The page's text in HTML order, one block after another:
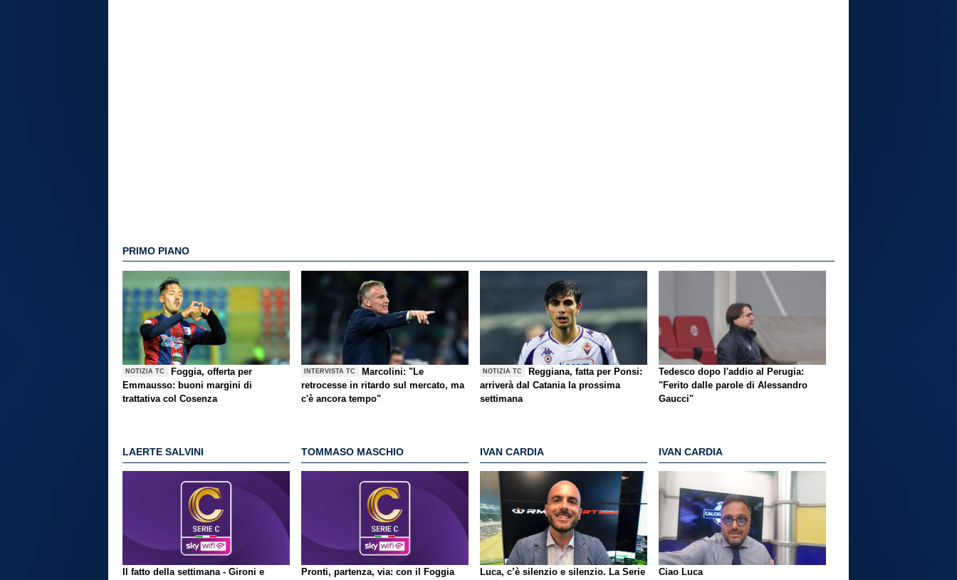
PRIMO PIANO
NOTIZIA TC
Foggia, offerta per
Emmausso: buoni margini di
trattativa col Cosenza
INTERVISTA TC
Marcolini: "Le
retrocesse in ritardo sul mercato, ma
c'è ancora tempo"
NOTIZIA TC
Reggiana, fatta per Ponsi:
arriverà dal Catania la prossima
settimana
Tedesco dopo l'addio al Perugia:
"Ferito dalle parole di Alessandro
Gaucci"
LAERTE SALVINI
Il fatto della settimana - Gironi e
TOMMASO MASCHIO
Pronti, partenza, via: con il Foggia
IVAN CARDIA
Luca, c’è silenzio e silenzio. La Serie
IVAN CARDIA
Ciao Luca